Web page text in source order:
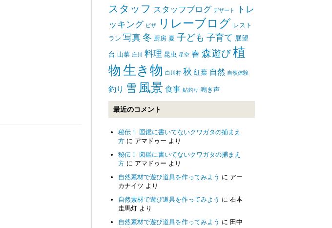
スタッフ スタッフブログ デザート
トレ
ッキング ピザ リレーブログ レスト
ラン 写真冬 厨房 夏 子ども 子育て 展望
台 山菜 庄川 料理 昆虫 星空 春 森遊び植
物 生き物 白川村 秋 紅葉 自然 自然体験
釣り 雪 風景 食事 鮎釣り 鳴き声
最近のコメント
秘伝！ 図鑑に書いてないクワガタの捕まえ
方 に アマドゥー より
秘伝！ 図鑑に書いてないクワガタの捕まえ
方 に アマドゥー より
自然素材で遊び道具を作ってみよう に アー
カナイツ より
自然素材で遊び道具を作ってみよう に 石本
走馬灯 より
自然素材で遊び道具を作ってみよう に 田中